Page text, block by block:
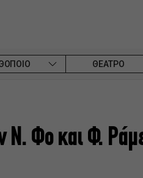
ΘΕΑΤΡΟ
Ν. Φο και Φ.